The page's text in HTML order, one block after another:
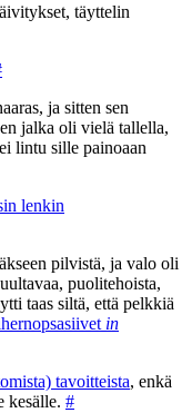
täyttelin
ja sitten sen
jalka oli vielä tallella,
lintu sille painoaan
lenkin
pilvistä, ja valo oli
puolitehoista,
taas siltä, että pelkkiä
in
tavoitteista, enkä
kesälle. #